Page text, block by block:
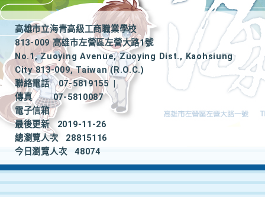
高雄市立海青高級工商職業學校
813-009 高雄市左營區左營大路1號
No.1, Zuoying Avenue, Zuoying Dist., Kaohsiung
City 813-009, Taiwan (R.O.C.)
聯絡電話
07-5819155
|
傳真
07-5810087
電子信箱
最後更新
2019-11-26
總瀏覽人次
28815116
今日瀏覽人次
48074